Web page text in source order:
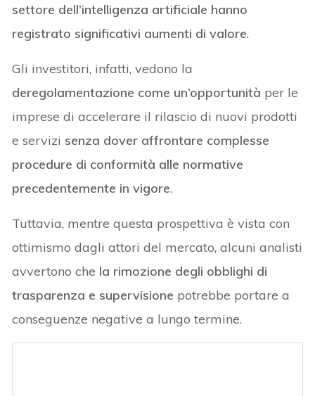
settore dell’intelligenza artificiale hanno
registrato significativi aumenti di valore.
Gli investitori, infatti, vedono la
deregolamentazione come un’opportunità per le
imprese di accelerare il rilascio di nuovi prodotti
e servizi senza dover affrontare complesse
procedure di conformità alle normative
precedentemente in vigore.
Tuttavia, mentre questa prospettiva è vista con
ottimismo dagli attori del mercato, alcuni analisti
avvertono che la rimozione degli obblighi di
trasparenza e supervisione potrebbe portare a
conseguenze negative a lungo termine.